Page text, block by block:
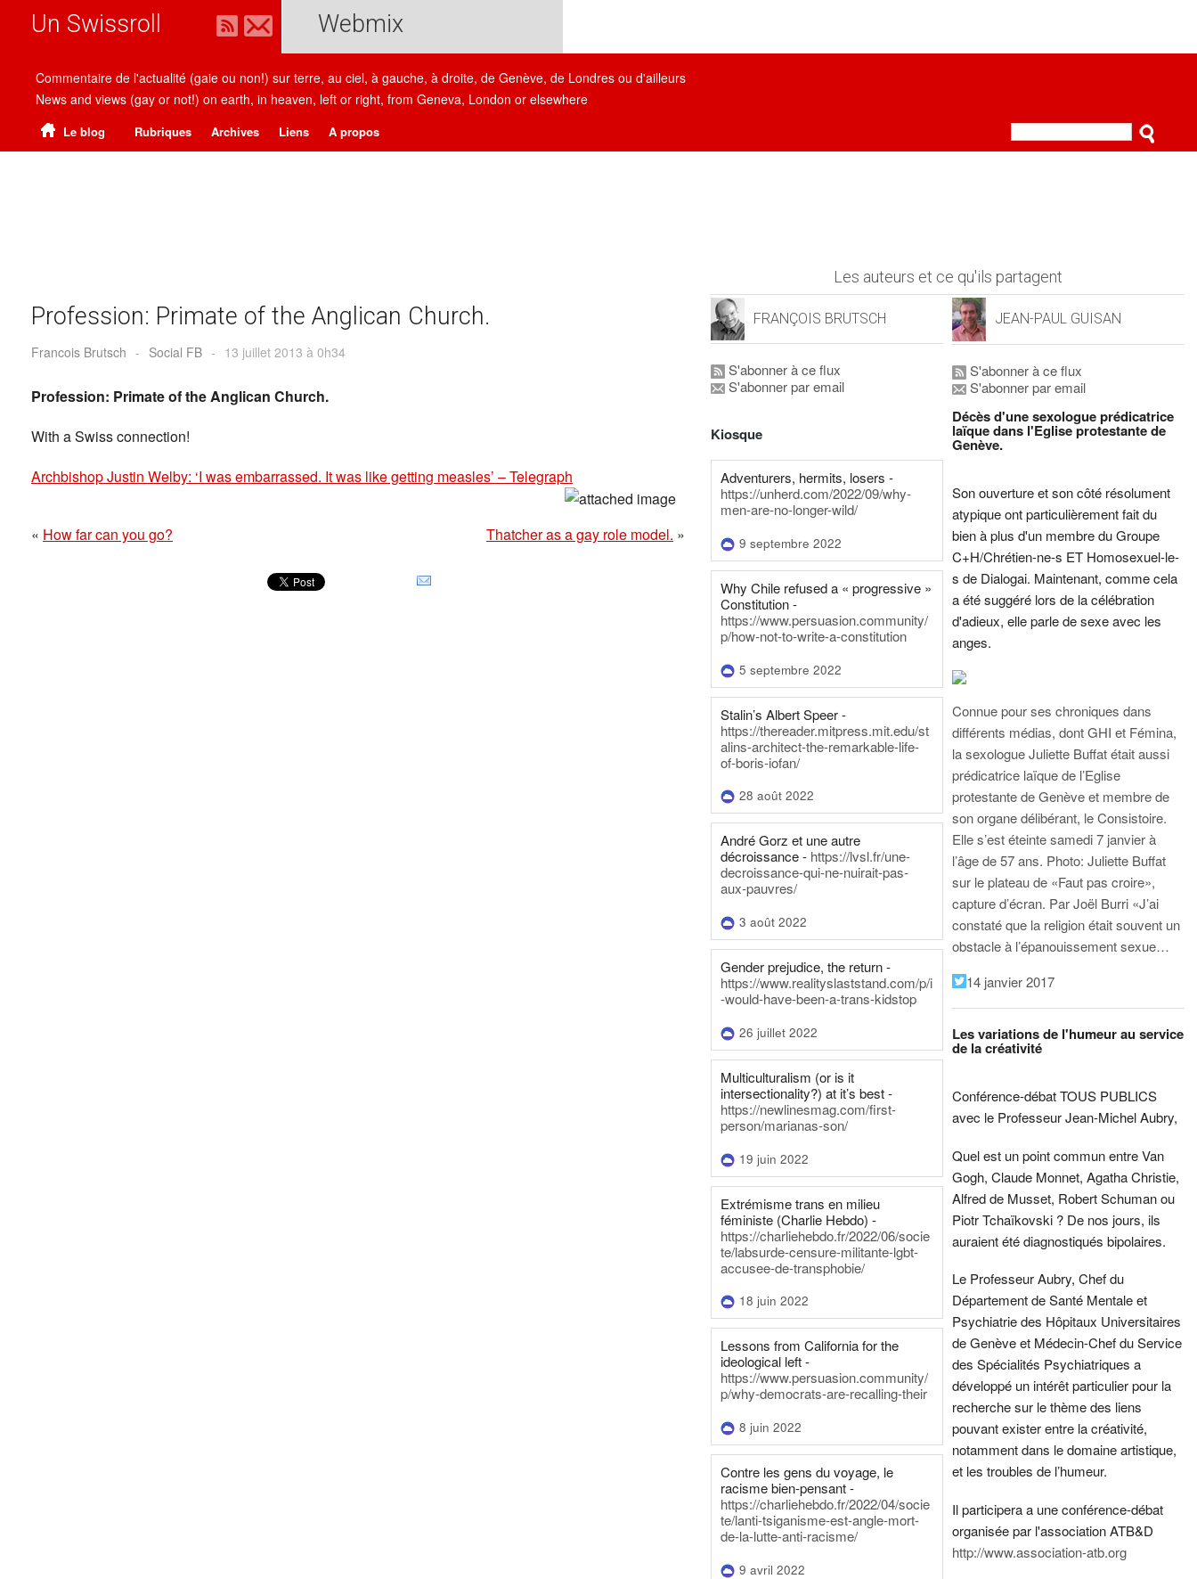
Un Swissroll Webmix
Commentaire de l'actualité (gaie ou non!) sur terre, au ciel, à gauche, à droite, de Genève, de Londres ou d'ailleurs
News and views (gay or not!) on earth, in heaven, left or right, from Geneva, London or elsewhere
Le blog Rubriques Archives Liens A propos
Profession: Primate of the Anglican Church.
Francois Brutsch - Social FB - 13 juillet 2013 à 0h34
Profession: Primate of the Anglican Church.
With a Swiss connection!
Archbishop Justin Welby: ‘I was embarrassed. It was like getting measles’ – Telegraph
« How far can you go? Thatcher as a gay role model. »
Les auteurs et ce qu'ils partagent
FRANÇOIS BRUTSCH
S'abonner à ce flux
S'abonner par email
Kiosque
Adventurers, hermits, losers -
https://unherd.com/2022/09/why-
men-are-no-longer-wild/
9 septembre 2022
Why Chile refused a « progressive »
Constitution -
https://www.persuasion.community/
p/how-not-to-write-a-constitution
5 septembre 2022
Stalin’s Albert Speer -
https://thereader.mitpress.mit.edu/st
alins-architect-the-remarkable-life-
of-boris-iofan/
28 août 2022
André Gorz et une autre
décroissance - https://lvsl.fr/une-
decroissance-qui-ne-nuirait-pas-
aux-pauvres/
3 août 2022
Gender prejudice, the return -
https://www.realityslaststand.com/p/i
-would-have-been-a-trans-kidstop
26 juillet 2022
Multiculturalism (or is it
intersectionality?) at it’s best -
https://newlinesmag.com/first-
person/marianas-son/
19 juin 2022
Extrémisme trans en milieu
féministe (Charlie Hebdo) -
https://charliehebdo.fr/2022/06/socie
te/labsurde-censure-militante-lgbt-
accusee-de-transphobie/
18 juin 2022
Lessons from California for the
ideological left -
https://www.persuasion.community/
p/why-democrats-are-recalling-their
8 juin 2022
Contre les gens du voyage, le
racisme bien-pensant -
https://charliehebdo.fr/2022/04/socie
te/lanti-tsiganisme-est-angle-mort-
de-la-lutte-anti-racisme/
9 avril 2022
JEAN-PAUL GUISAN
S'abonner à ce flux
S'abonner par email
Décès d'une sexologue prédicatrice
laïque dans l'Eglise protestante de
Genève.
Son ouverture et son côté résolument
atypique ont particulièrement fait du
bien à plus d'un membre du Groupe
C+H/Chrétien-ne-s ET Homosexuel-le-
s de Dialogai. Maintenant, comme cela
a été suggéré lors de la célébration
d'adieux, elle parle de sexe avec les
anges.
Connue pour ses chroniques dans
différents médias, dont GHI et Fémina,
la sexologue Juliette Buffat était aussi
prédicatrice laïque de l’Eglise
protestante de Genève et membre de
son organe délibérant, le Consistoire.
Elle s’est éteinte samedi 7 janvier à
l’âge de 57 ans. Photo: Juliette Buffat
sur le plateau de «Faut pas croire»,
capture d’écran. Par Joël Burri «J’ai
constaté que la religion était souvent un
obstacle à l’épanouissement sexue…
14 janvier 2017
Les variations de l'humeur au service
de la créativité
Conférence-débat TOUS PUBLICS
avec le Professeur Jean-Michel Aubry,
Quel est un point commun entre Van
Gogh, Claude Monnet, Agatha Christie,
Alfred de Musset, Robert Schuman ou
Piotr Tchaïkovski ? De nos jours, ils
auraient été diagnostiqués bipolaires.
Le Professeur Aubry, Chef du
Département de Santé Mentale et
Psychiatrie des Hôpitaux Universitaires
de Genève et Médecin-Chef du Service
des Spécialités Psychiatriques a
développé un intérêt particulier pour la
recherche sur le thème des liens
pouvant exister entre la créativité,
notamment dans le domaine artistique,
et les troubles de l’humeur.
Il participera a une conférence-débat
organisée par l'association ATB&D
http://www.association-atb.org